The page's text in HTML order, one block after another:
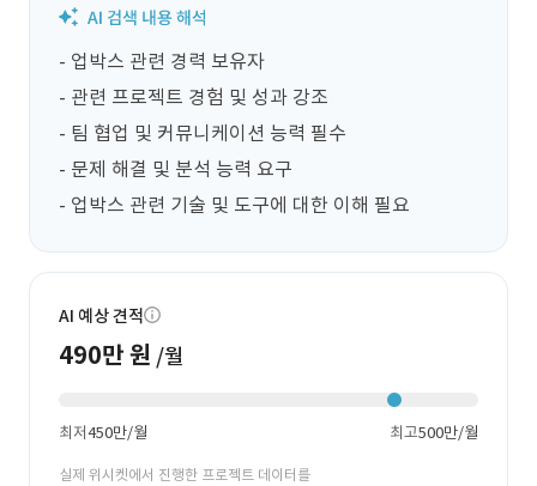
- 업박스 관련 경력 보유자
- 관련 프로젝트 경험 및 성과 강조
- 팀 협업 및 커뮤니케이션 능력 필수
- 문제 해결 및 분석 능력 요구
- 업박스 관련 기술 및 도구에 대한 이해 필요
AI 예상 견적
490만 원 /월
최저450만/월 최고500만/월
실제 위시켓에서 진행한 프로젝트 데이터를